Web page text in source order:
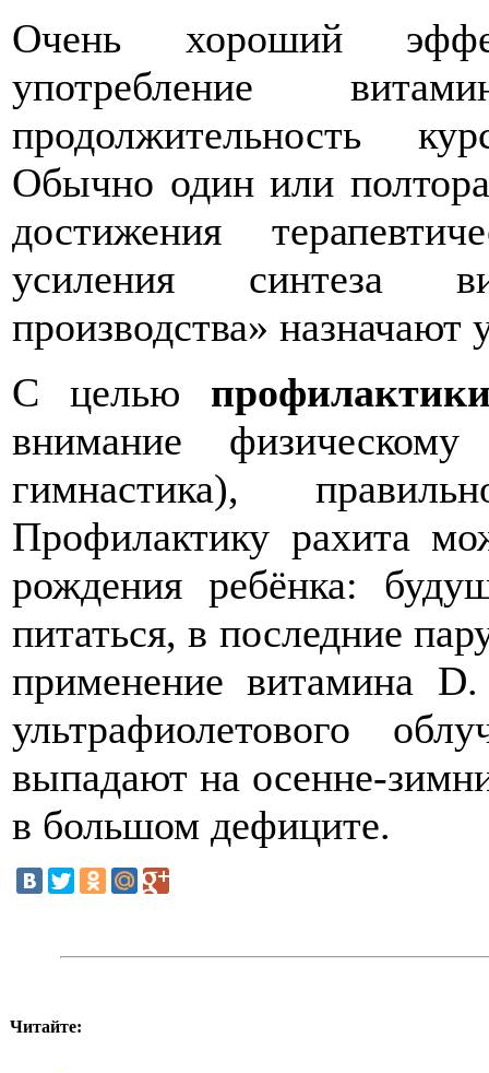
Очень хороший
употребление
продолжительность
Обычно один или
достижения
усиления синтеза
производства» назначают
С целью
внимание
гимнастика),
Профилактику рахита
рождения ребёнка:
питаться, в последние
применение витамина
ультрафиолетового
выпадают на осенне-
в большом дефиците.
Читайте: